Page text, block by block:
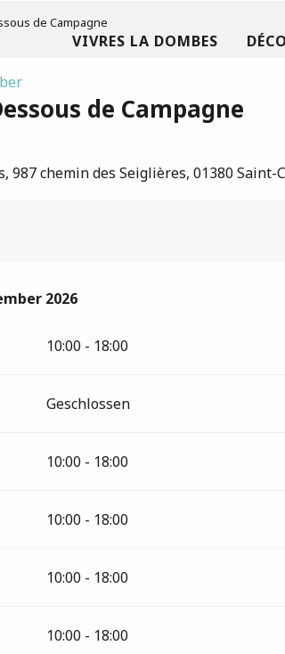
VIVRES LA DOMBES
de Campagne
de Campagne
987 chemin des Seiglières, 01380
bis zum15 November 2026
2026
10:00 - 18:00
Geschlossen
10:00 - 18:00
10:00 - 18:00
10:00 - 18:00
10:00 - 18:00